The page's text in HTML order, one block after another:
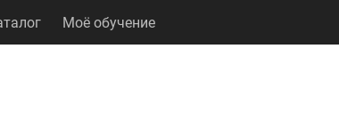
Моё обучение